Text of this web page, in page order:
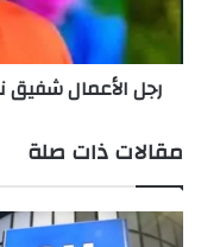
القمة
عالم
الأعمال
رجل الأعمال شفيق
مقالات ذات صلة